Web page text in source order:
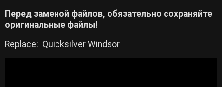
Перед заменой файлов, обязательно сохраняйте
оригинальные файлы!
Replace: Quicksilver Windsor